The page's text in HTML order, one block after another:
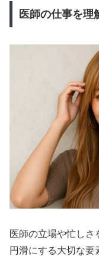
医師の仕事を理
医師の立場や忙しさ
円滑にする大切な要